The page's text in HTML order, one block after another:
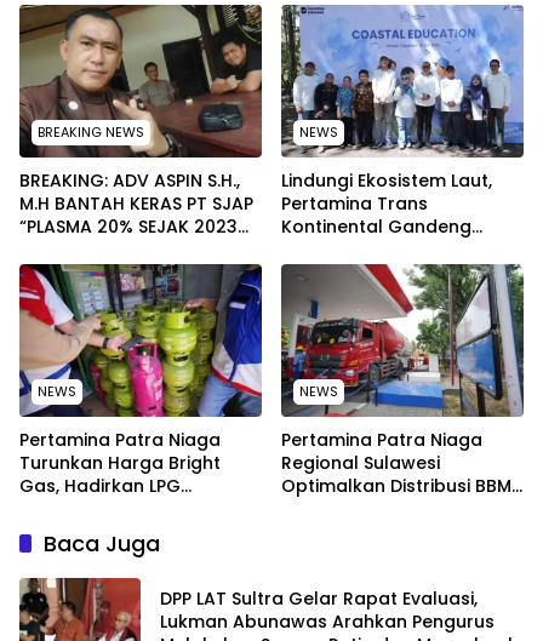
Secara Rutin dan
Menyeluruh
Nasional 2026
BREAKING NEWS
BREAKING: ADV ASPIN S.H.,
M.H BANTAH KERAS PT SJAP
“PLASMA 20% SEJAK 2023
WARGA WAWOONE!
NEWS
Lindungi Ekosistem Laut,
Pertamina Trans
Kontinental Gandeng
Kebersihan Pantai di
Bitung, Sulawesi
NEWS
Pertamina Patra Niaga
Turunkan Harga Bright
Gas, Hadirkan LPG
Lebih Kompetitif
NEWS
Pertamina Patra Niaga
Regional Sulawesi
Optimalkan Distribusi BBM
Baca Juga
‎DPP LAT Sultra Gelar Rapat Evaluasi,
Lukman Abunawas Arahkan Pengurus